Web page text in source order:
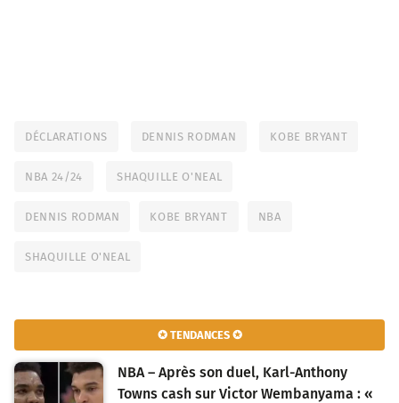
DÉCLARATIONS DENNIS RODMAN KOBE BRYANT
NBA 24/24 SHAQUILLE O'NEAL
DENNIS RODMAN KOBE BRYANT NBA
SHAQUILLE O'NEAL
✪ TENDANCES ✪
NBA – Après son duel, Karl-Anthony
Towns cash sur Victor Wembanyama : «